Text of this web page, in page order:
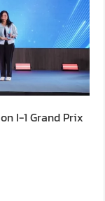
I-1 Grand Prix